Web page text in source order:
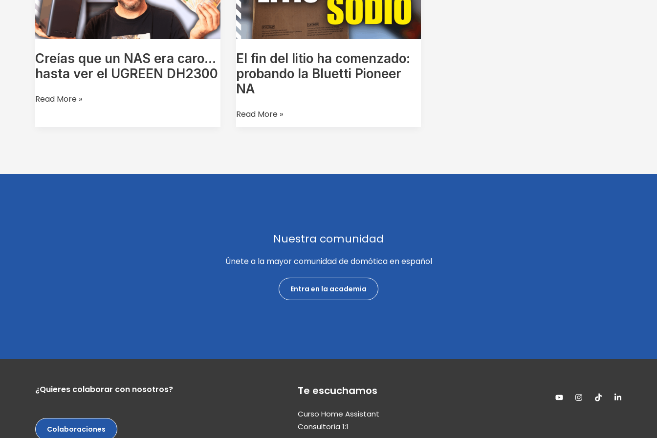
Creías que un NAS era caro…
hasta ver el UGREEN DH2300
caro…
hasta
ver
el
UGREEN
DH2300
Read More »
El fin del litio ha comenzado:
probando la Bluetti Pioneer
NA
comenzado:
probando
la
Bluetti
Pioneer
Read More »
Nuestra comunidad
Únete a la mayor comunidad de domótica en español
Entra en la academia
¿Quieres colaborar con nosotros?
Colaboraciones
Te escuchamos
Curso Home Assistant
Consultoría 1:1